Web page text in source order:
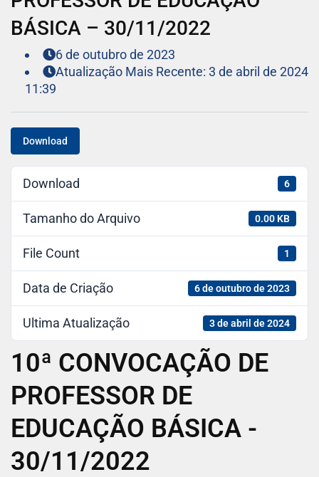
BÁSICA – 30/11/2022
6 de outubro de 2023
Atualização Mais Recente: 3 de abril de 2024
11:39
Download
Download 6
Tamanho do Arquivo 0.00 KB
File Count 1
Data de Criação 6 de outubro de 2023
Ultima Atualização 3 de abril de 2024
10ª CONVOCAÇÃO DE
PROFESSOR DE
EDUCAÇÃO BÁSICA -
30/11/2022